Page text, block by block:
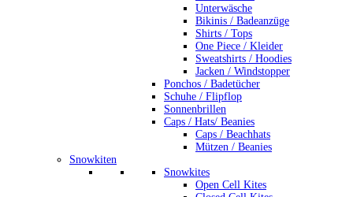
Unterwäsche
Bikinis / Badeanzüge
Shirts / Tops
One Piece / Kleider
Sweatshirts / Hoodies
Jacken / Windstopper
Ponchos / Badetücher
Schuhe / Flipflop
Sonnenbrillen
Caps / Hats/ Beanies
Caps / Beachhats
Mützen / Beanies
Snowkiten
Snowkites
Open Cell Kites